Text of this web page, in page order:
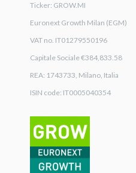
Ticker: GROW.MI
Euronext Growth Milan (EGM)
VAT no. IT01279550196
Capitale Sociale €384,833.58
REA: 1743733, Milano, Italia
ISIN code: IT0005040354